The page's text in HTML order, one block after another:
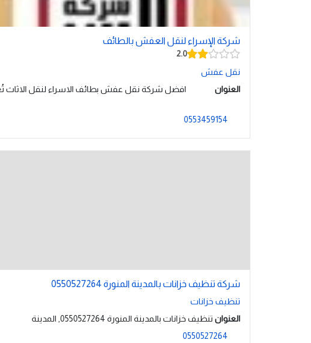
شركة الإسراء لنقل العفش بالطائف
2.0
نقل عفش
العنوان
افضل شركة نقل عفش بطائف الاسراء لنقل الاثاث
0553459154
شركة تنظيف خزانات بالمدينة المنورة 0550527264
تنظيف خزانات
العنوان تنظيف خزانات بالمدينة المنورة 0550527264, المدينة
0550527264